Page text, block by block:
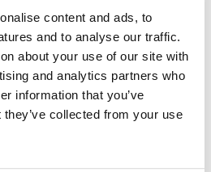
content and ads, to
and to analyse our traffic.
about your use of our site with
and analytics partners who
information that you’ve
collected from your use